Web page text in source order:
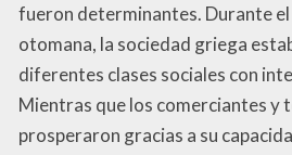
fueron determinantes. Durante
otomana, la sociedad griega
diferentes clases sociales con
Mientras que los comerciantes y
prosperaron gracias a su